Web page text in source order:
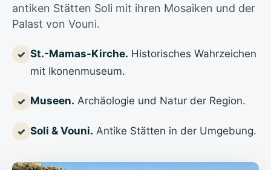
antiken Stätten Soli mit ihren Mosaiken und der
Palast von Vouni.
✓ St.-Mamas-Kirche. Historisches Wahrzeichen
mit Ikonenmuseum.
✓ Museen. Archäologie und Natur der Region.
✓ Soli & Vouni. Antike Stätten in der Umgebung.